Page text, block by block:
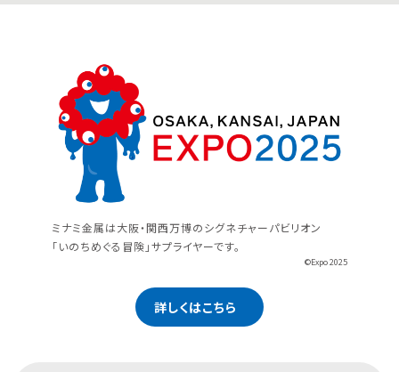
ミナミ金属は大阪・関西万博のシグネチャーパビリオン
「いのちめぐる冒険」サプライヤーです。
©Expo 2025
詳しくはこちら